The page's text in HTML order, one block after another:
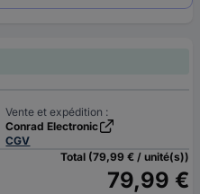
Vente et expédition :
Conrad Electronic
CGV
Total (79,99 € / unité(s))
79,99 €